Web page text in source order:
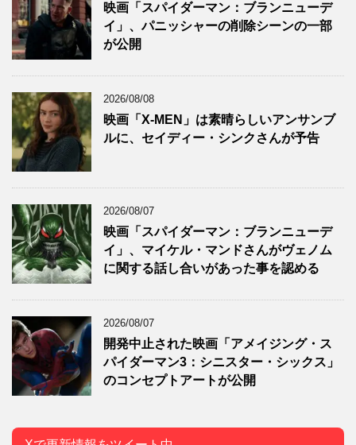
映画「スパイダーマン：ブランニューデ
イ」、パニッシャーの削除シーンの一部
が公開
2026/08/08
映画「X-MEN」は素晴らしいアンサンブ
ルに、セイディー・シンクさんが予告
2026/08/07
映画「スパイダーマン：ブランニューデ
イ」、マイケル・マンドさんがヴェノム
に関する話し合いがあった事を認める
2026/08/07
開発中止された映画「アメイジング・ス
パイダーマン3：シニスター・シックス」
のコンセプトアートが公開